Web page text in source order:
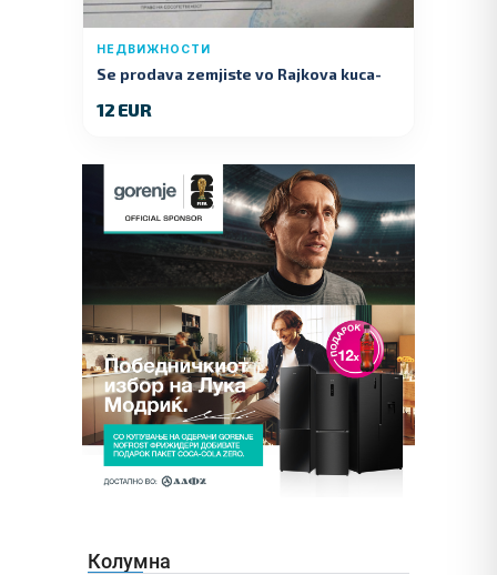
НЕДВИЖНОСТИ
Se prodava zemjiste vo Rajkova kuca-
12 EUR
Колумна